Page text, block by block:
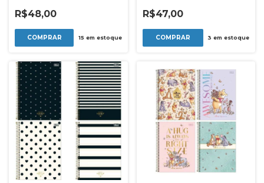
R$48,00
15 em estoque
R$47,00
3 em estoque